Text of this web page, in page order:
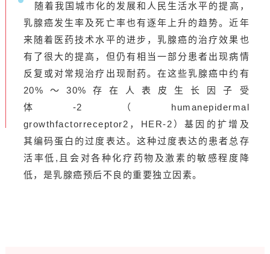
随着我国城市化的发展和人民生活水平的提高，
乳腺癌发生率及死亡率也有逐年上升的趋势。近年
来随着医药技术水平的进步，乳腺癌的治疗效果也
有了很大的提高，但仍有相当一部分患者出现病情
反复或对常规治疗出现耐药。在这些乳腺癌中约有
20%～30%存在人表皮生长因子受
体-2（humanepidermal
growthfactorreceptor2，HER-2）基因的扩增及
其编码蛋白的过度表达。这种过度表达的患者总存
活率低,且会对各种化疗药物及激素的敏感程度降
低，是乳腺癌预后不良的重要独立因素。